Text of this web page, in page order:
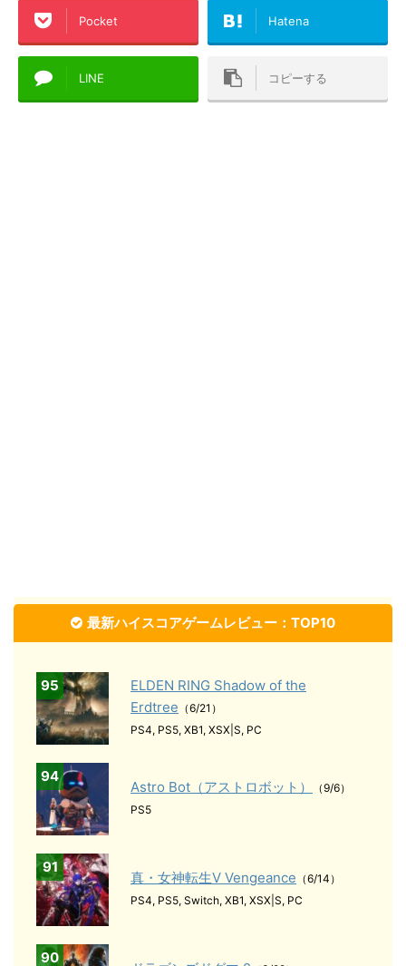
Pocket Hatena
LINE コピーする
最新ハイスコアゲームレビュー：TOP10
95
ELDEN RING Shadow of the
Erdtree （6/21）
PS4, PS5, XB1, XSX|S, PC
94
Astro Bot（アストロボット）
（9/6）
PS5
91
真・女神転生Ⅴ Vengeance （6/14）
PS4, PS5, Switch, XB1, XSX|S, PC
90